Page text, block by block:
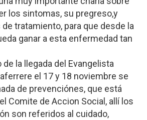
los sintomas, su pregreso,y
tratamiento, para que desde la
ganar a esta enfermedad tan
la llegada del Evangelista
el 17 y 18 noviembre se
de prevenciónes, que está
Comite de Accion Social, allí los
son referidos al cuidado,